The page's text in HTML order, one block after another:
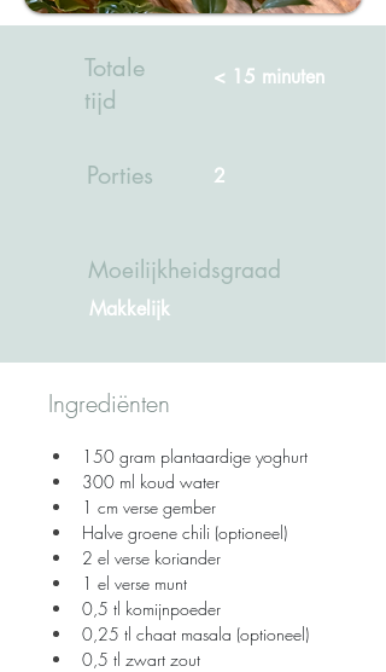
Totale
tijd
< 15 minuten
Porties 2
Moeilijkheidsgraad
Makkelijk
Ingrediënten
150 gram plantaardige yoghurt
300 ml koud water
1 cm verse gember
Halve groene chili (optioneel)
2 el verse koriander
1 el verse munt
0,5 tl komijnpoeder
0,25 tl chaat masala (optioneel)
0,5 tl zwart zout